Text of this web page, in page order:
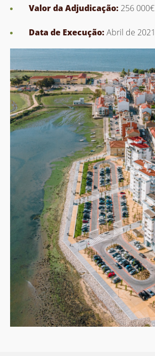
Valor da Adjudicação: 256 000€
Data de Execução: Abril de 2021